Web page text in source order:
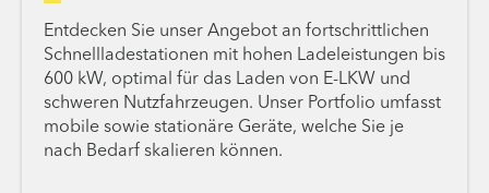
Entdecken Sie unser Angebot an fortschrittlichen
Schnellladestationen mit hohen Ladeleistungen bis
600 kW, optimal für das Laden von E-LKW und
schweren Nutzfahrzeugen. Unser Portfolio umfasst
mobile sowie stationäre Geräte, welche Sie je
nach Bedarf skalieren können.